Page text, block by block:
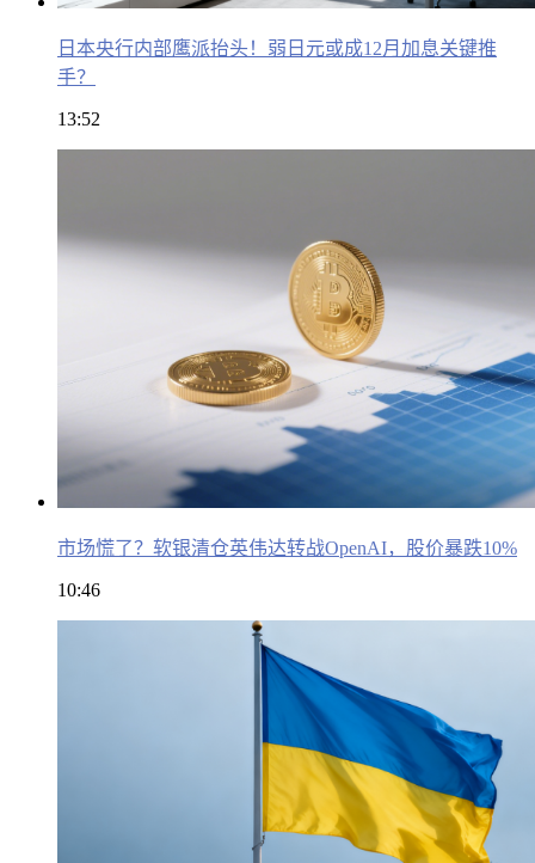
日本央行内部鹰派抬头！弱日元或成12月加息关键推
手？
13:52
市场慌了？软银清仓英伟达转战OpenAI，股价暴跌10%
10:46